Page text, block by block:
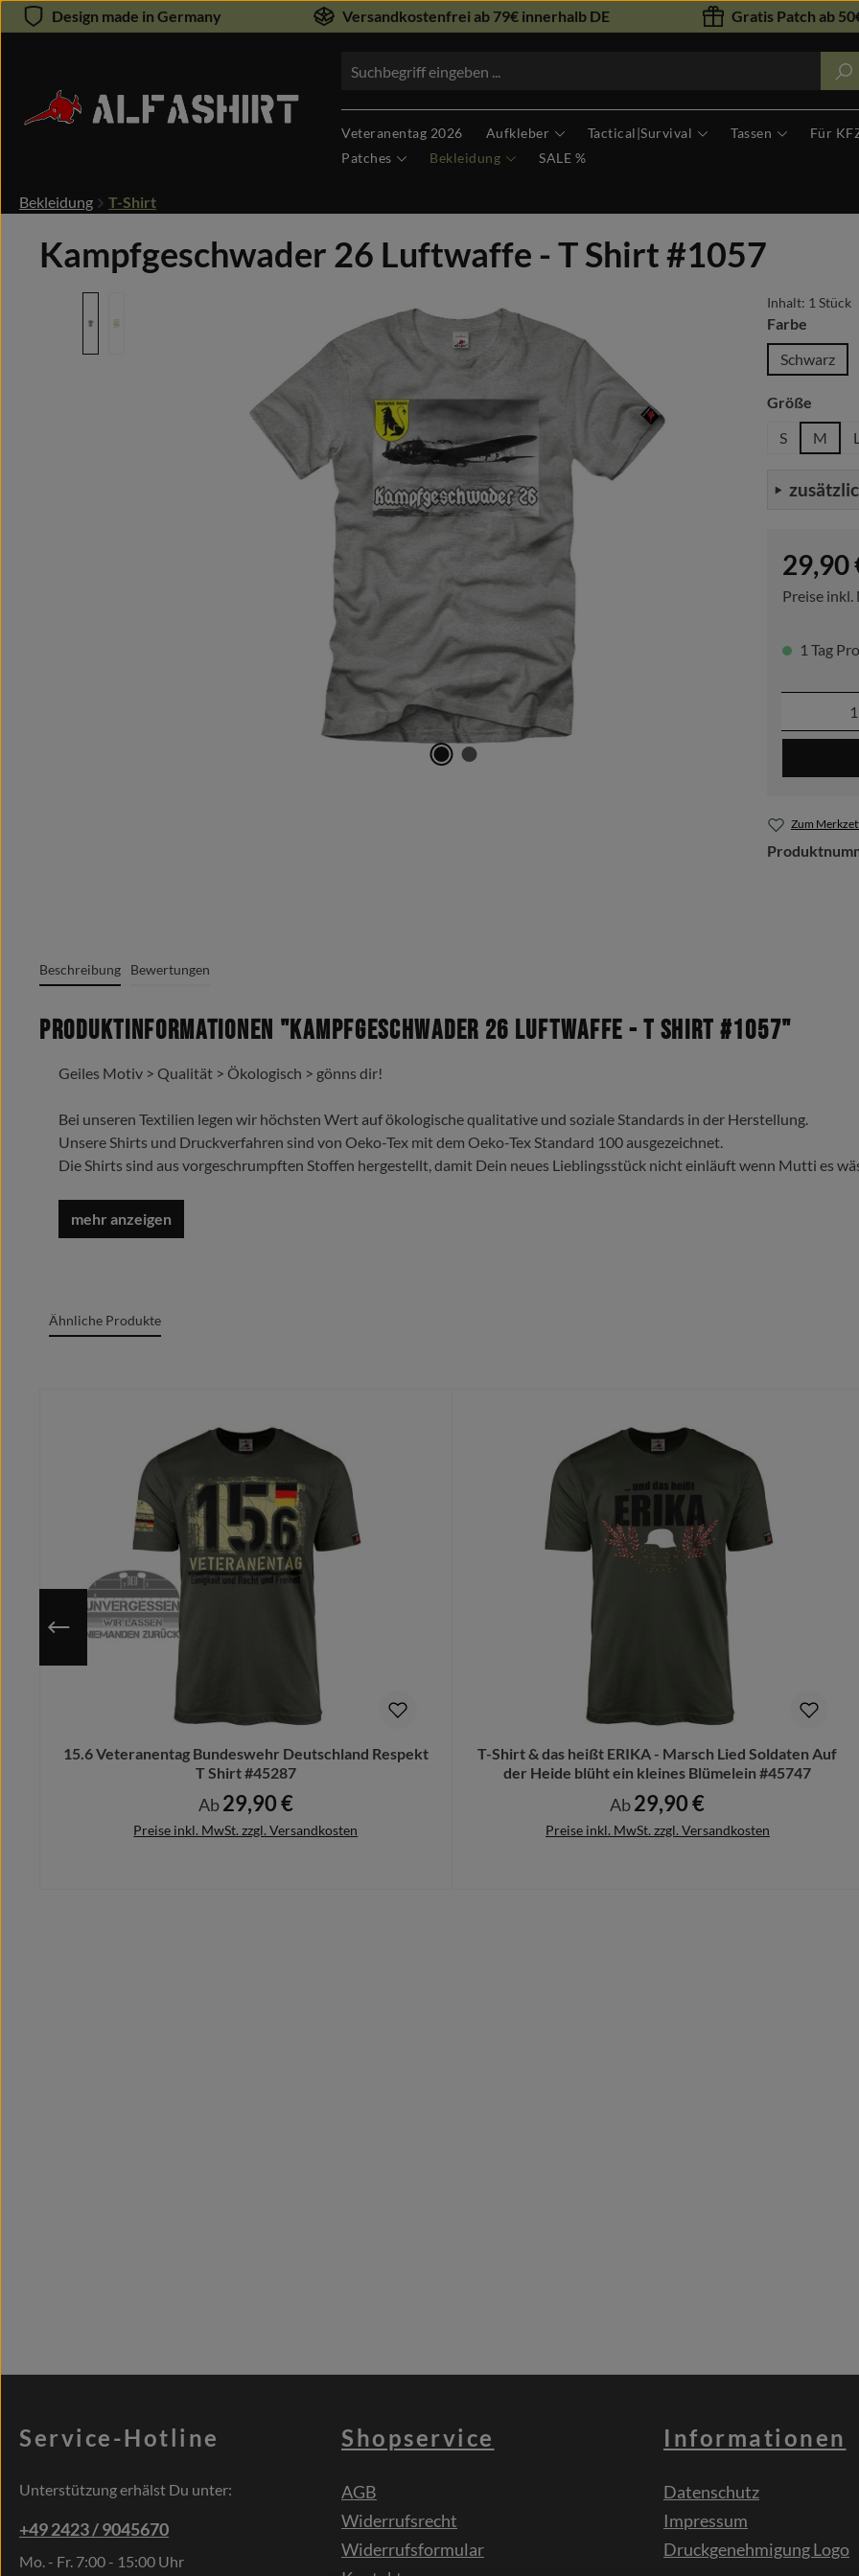
Hauptinhalt springen
Zur Suche springen
Design made in Germany Versandkostenfrei ab 79€ innerhalb DE Gratis Patch ab
Veteranentag 2026 Aufkleber Tactical|Survival Tassen Für
Patches
Bekleidung SALE %
Bekleidung T-Shirt
Kampfgeschwader 26 Luftwaffe - T Shirt #1057
Inhalt: 1 Stück
Farbe
Schwarz
Größe
S
M L
Regulärer
29,90
Preise inkl.
1 Tag
Zum
Beschreibung Bewertungen
Produktinformationen "Kampfgeschwader 26 Luftwaffe - T Shirt #1057"
Geiles Motiv > Qualität > Ökologisch > gönns dir!
Bei unseren Textilien legen wir höchsten Wert auf ökologische qualitative und soziale Standards in der Herstellung.
Unsere Shirts und Druckverfahren sind von Oeko-Tex mit dem Oeko-Tex Standard 100 ausgezeichnet.
Die Shirts sind aus vorgeschrumpften Stoffen hergestellt, damit Dein neues Lieblingsstück nicht einläuft wenn Mutti es
Trage es liebe es lebe es !
100% Baumwolle/cotton/coton(m.)/Algodón
Moderner zeitgemäßer Schnitt
Optimale Wärmeübertragung, angenehmes Tragegefühl
Extrem glatte und fusselfreie Oberfläche
Kragenband im Nacken für cleanes Finish
Individuell auf deine ausgewählte Größe gedruckt
Nutze die hinterlegte Größentabelle um sicher zu gehen, dass du die richtige Größe wählst.
Da das Motiv erst nach Bestelleingang auf deine gewählte Größe gedruckt wird, ist ein Umtausch nur aus
Du hast eine bessere/eigene Idee?
Schicke uns Deinen Motivwunsch vorab und wir designen Deinen Produktvorschlag kostenlos.
Bitte beachte hierbei, dass nach dem Kauf keine Änderungen mehr vorgenommen werden können.
Ähnliche Produkte
15.6 Veteranentag Bundeswehr Deutschland Respekt
T Shirt #45287
Regulärer Preis:
Ab29,90 €
Preise inkl. MwSt. zzgl. Versandkosten
T-Shirt & das heißt ERIKA - Marsch Lied Soldaten Auf
der Heide blüht ein kleines Blümelein #45747
Regulärer Preis:
Ab29,90 €
Preise inkl. MwSt. zzgl. Versandkosten
Service-Hotline
Unterstützung erhälst Du unter:
+49 2423 / 9045670
Mo. - Fr. 7:00 - 15:00 Uhr
Shopservice
AGB
Widerrufsrecht
Widerrufsformular
Informationen
Datenschutz
Impressum
Druckgenehmigung Logo